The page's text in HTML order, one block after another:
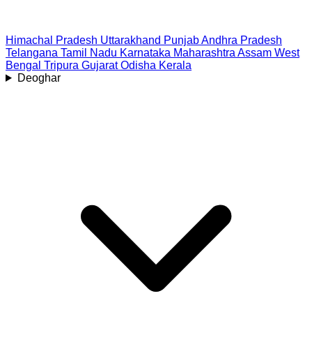
Himachal Pradesh Uttarakhand PunjabAndhra Pradesh
Telangana Tamil Nadu Karnataka Maharashtra Assam West
Bengal Tripura Gujarat Odisha Kerala
Deoghar